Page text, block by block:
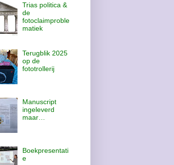
Trias politica &
de
fotoclaimproble
matiek
Terugblik 2025
op de
fototrollerij
Manuscript
ingeleverd
maar…
Boekpresentati
e